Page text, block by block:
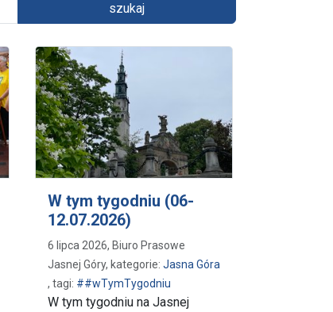
szukaj
W tym tygodniu (06-
12.07.2026)
6 lipca 2026, Biuro Prasowe
Jasnej Góry, kategorie: Jasna Góra
, tagi: ##wTymTygodniu
W tym tygodniu na Jasnej